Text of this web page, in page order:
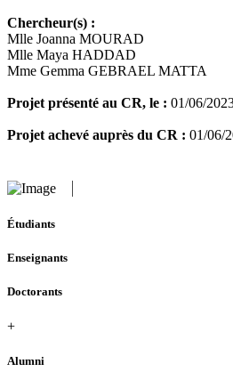
Chercheur(s) :
Mlle Joanna MOURAD
Mlle Maya HADDAD
Mme Gemma GEBRAEL MATTA
Projet présenté au CR, le : 01/06/
Projet achevé auprès du CR : 01/06/
Étudiants
Enseignants
Doctorants
+
Alumni